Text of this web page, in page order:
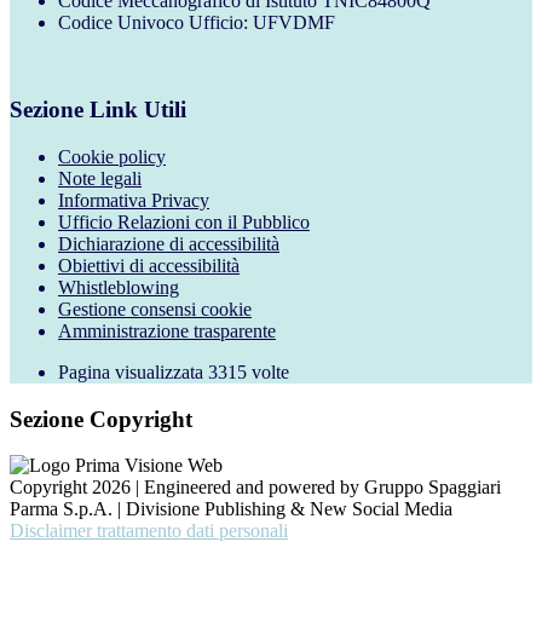
Codice Univoco Ufficio: UFVDMF
Sezione Link Utili
Cookie policy
Note legali
Informativa Privacy
Ufficio Relazioni con il Pubblico
Dichiarazione di accessibilità
Obiettivi di accessibilità
Whistleblowing
Gestione consensi cookie
Amministrazione trasparente
Pagina visualizzata 3315 volte
Sezione Copyright
Copyright 2026 | Engineered and powered by Gruppo Spaggiari
Parma S.p.A. | Divisione Publishing & New Social Media
Disclaimer trattamento dati personali